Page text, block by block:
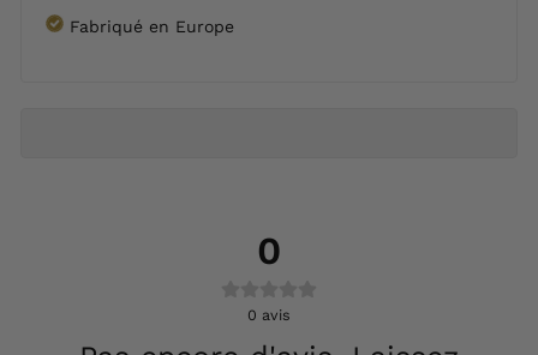
Fabriqué en Europe
0
0 avis